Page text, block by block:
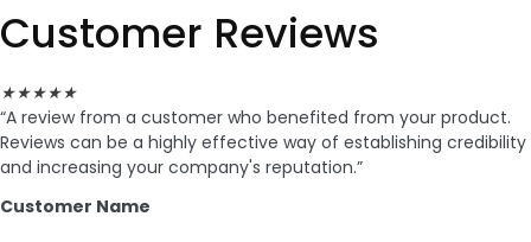
Customer Reviews
★★★★★
“A review from a customer who benefited from your product.
Reviews can be a highly effective way of establishing credibility
and increasing your company's reputation.”
Customer Name